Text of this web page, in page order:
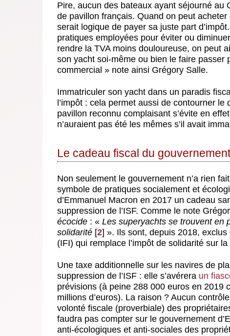
Pire, aucun des bateaux ayant séjourné au
de pavillon français. Quand on peut
serait logique de payer sa juste part
pratiques employées pour éviter ou
rendre la TVA moins douloureuse, on peut
son yacht soi-même ou bien le faire
commercial » note ainsi Grégory Salle.
Immatriculer son yacht dans un paradis
l’impôt : cela permet aussi de contourner
pavillon reconnu complaisant s’évite en
n’auraient pas été les mêmes s’il avait
Le cadeau fiscal du
Non seulement le gouvernement n’a rien
symbole de pratiques socialement et
d’Emmanuel Macron en 2017 un cadeau
suppression de l’ISF. Comme le note
écocide : « Les superyachts se trouvent en
solidarité [2] ». Ils sont, depuis 2018,
(IFI) qui remplace l’impôt de solidarité sur
Une taxe additionnelle sur les navires de
suppression de l’ISF : elle s’avérera un
prévisions (à peine 288 000 euros en 2019
millions d’euros). La raison ? Aucun
volonté fiscale (proverbiale) des
faudra pas compter sur le gouvernement
anti-écologiques et anti-sociales des